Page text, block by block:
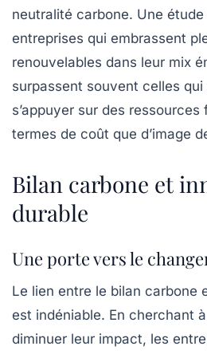
neutralité carbone. Une
entreprises qui embrassent
renouvelables dans leur mix
surpassent souvent celles
s’appuyer sur des
termes de coût que d’image
Bilan carbone et
durable
Une porte vers le
Le lien entre le bilan carbone
est indéniable. En cherchant
diminuer leur impact, les